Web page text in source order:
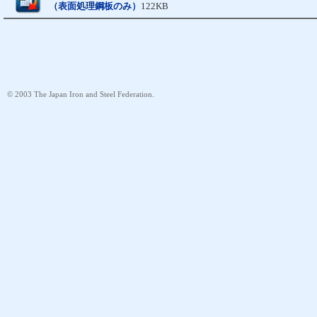
（表面処理鋼板のみ） 122KB
© 2003 The Japan Iron and Steel Federation.